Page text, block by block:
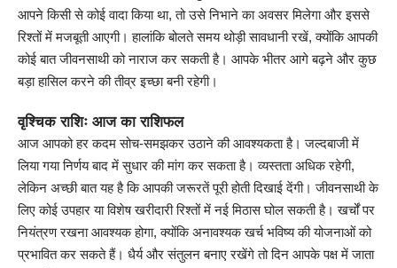
आपने किसी से कोई वादा किया था, तो उसे निभाने का अवसर मिलेगा और इससे
रिश्तों में मजबूती आएगी। हालांकि बोलते समय थोड़ी सावधानी रखें, क्योंकि आपकी
कोई बात जीवनसाथी को नाराज कर सकती है। आपके भीतर आगे बढ़ने और कुछ
बड़ा हासिल करने की तीव्र इच्छा बनी रहेगी।
वृश्चिक राशिः आज का राशिफल
आज आपको हर कदम सोच-समझकर उठाने की आवश्यकता है। जल्दबाजी में
लिया गया निर्णय बाद में सुधार की मांग कर सकता है। व्यस्तता अधिक रहेगी,
लेकिन अच्छी बात यह है कि आपकी जरूरतें पूरी होती दिखाई देंगी। जीवनसाथी के
लिए कोई उपहार या विशेष खरीदारी रिश्तों में नई मिठास घोल सकती है। खर्चों पर
नियंत्रण रखना आवश्यक होगा, क्योंकि अनावश्यक खर्च भविष्य की योजनाओं को
प्रभावित कर सकते हैं। धैर्य और संतुलन बनाए रखेंगे तो दिन आपके पक्ष में जाता